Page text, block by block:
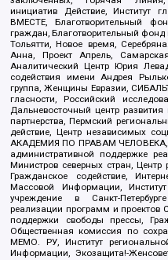
инициатив Действие, Институт
ВМЕСТЕ, Благотворительный
граждан, Благотворительный
Тольятти, Новое время,
Анна, Проект Апрель,
Аналитический Центр Юрия
содействия имени Андрея
группа, Женщины Евразии,
гласности, Российский
Дальневосточный центр
партнерства, Пермский
действие, Центр независимых
АКАДЕМИЯ ПО ПРАВАМ ЧЕЛОВЕКА,
административной поддержке
Министров северных стран, Центр
Гражданское содействие,
Массовой Информации,
учреждение в Санкт-
реализации программ и проектов
поддержки свободы прессы,
Общественная комиссия по
МЕМО. РУ, Институт
Информации, Экозащита!-